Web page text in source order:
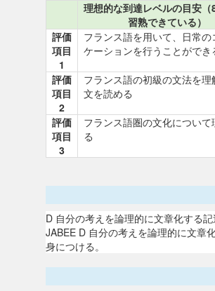
理想的な到達レベルの目安（
習熟できている）
評価
項目
1
フランス語を用いて、日常の
ケーションを行うことができ
評価
項目
2
フランス語の初級の文法を理
文を読める
評価
項目
3
フランス語圏の文化について
る
D 自分の考えを論理的に文章化する
JABEE D 自分の考えを論理的に文章
身につける。